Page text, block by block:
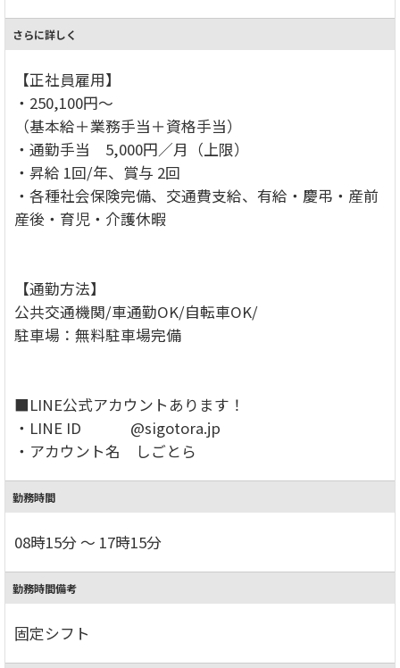
さらに詳しく
【正社員雇用】
・250,100円～
（基本給＋業務手当＋資格手当）
・通勤手当 5,000円／月（上限）
・昇給 1回/年、賞与 2回
・各種社会保険完備、交通費支給、有給・慶弔・産前
産後・育児・介護休暇
【通勤方法】
公共交通機関/車通勤OK/自転車OK/
駐車場：無料駐車場完備
■LINE公式アカウントあります！
・LINE ID @sigotora.jp
・アカウント名 しごとら
勤務時間
08時15分 ～ 17時15分
勤務時間備考
固定シフト